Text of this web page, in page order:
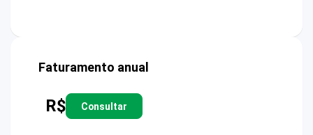
Faturamento anual
R$ Consultar